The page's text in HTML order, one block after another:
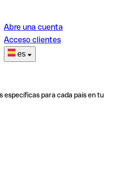
Abre una cuenta
Acceso clientes
es
específicas para cada país en tu